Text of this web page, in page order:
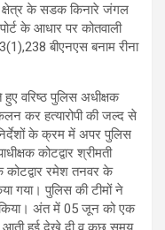
क्षेत्र के सडक किनारे जंगल
के आधार पर कोतवाली
बीएनएस बनाम रीना
वरिष्ठ पुलिस अधीक्षक
कर हत्यारोपी की जल्द से
के क्रम में अपर पुलिस
कोटद्वार श्रीमती
कोटद्वार रमेश तनवर के
गया। पुलिस की टीमों ने
अंत में 05 जून को एक